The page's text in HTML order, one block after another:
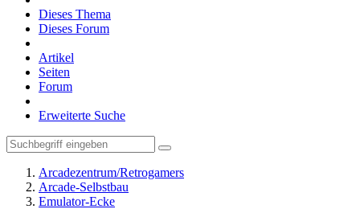
Dieses Thema
Dieses Forum
Artikel
Seiten
Forum
Erweiterte Suche
Arcadezentrum/Retrogamers
Arcade-Selbstbau
Emulator-Ecke